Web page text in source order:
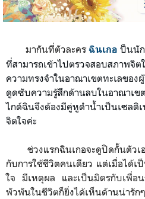
มากันที่ตัวละคร ฉินเกอ ป็นนัก
ที่สามารถเข้าไปตรวจสอบสภาพจิ
ความทรงจำในอาณาเขตทะเลขอ
ดูดซับความรู้สึกด้านลบในอาณาเ
ไกด์ฉินจึงต้องมีคู่หูดำน้ำเป็นเซลติ
จิตใจค่ะ
ช่วงแรกฉินเกอจะดูปิดกั้นตัวเอ
กับการใช้ชีวิตคนเดียว แต่เมื่อได้
ใจ มีเหตุผล และเป็นมิตรกับเพื่อน
พัวพันในชีวิตก็ยิ่งได้เห็นด้านน่ารัก